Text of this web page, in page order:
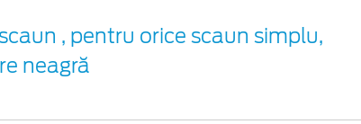
, pentru orice scaun simplu,
neagră